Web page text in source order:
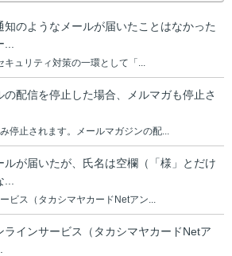
知のようなメールが届いたことはなかった
ュリティ対策の一環として「...
の配信を停止した場合、メルマガも停止さ
停止されます。メールマガジンの配...
ルが届いたが、氏名は空欄（「様」とだけ
ビス（タカシマヤカードNetアン...
ラインサービス（タカシマヤカードNetア